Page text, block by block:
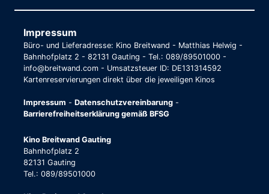
Impressum
Büro- und Lieferadresse: Kino Breitwand - Matthias Helwig -
Bahnhofplatz 2 - 82131 Gauting - Tel.: 089/89501000 -
info@breitwand.com - Umsatzsteuer ID: DE131314592
Kartenreservierungen direkt über die jeweiligen Kinos
Impressum - Datenschutzvereinbarung -
Barrierefreiheitserklärung gemäß BFSG
Kino Breitwand Gauting
Bahnhofplatz 2
82131 Gauting
Tel.: 089/89501000